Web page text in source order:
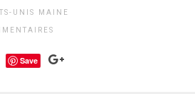
UNIS MAINE
Save